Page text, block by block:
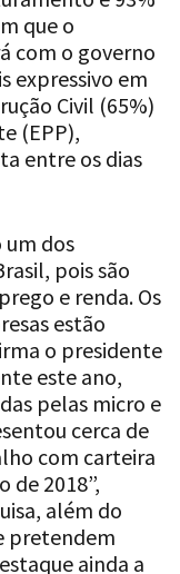
que o
com o governo
expressivo em
Civil (65%)
(EPP),
entre os dias
um dos
pois são
e renda. Os
estão
o presidente
este ano,
pelas micro e
cerca de
com carteira
de 2018”,
além do
pretendem
ainda a